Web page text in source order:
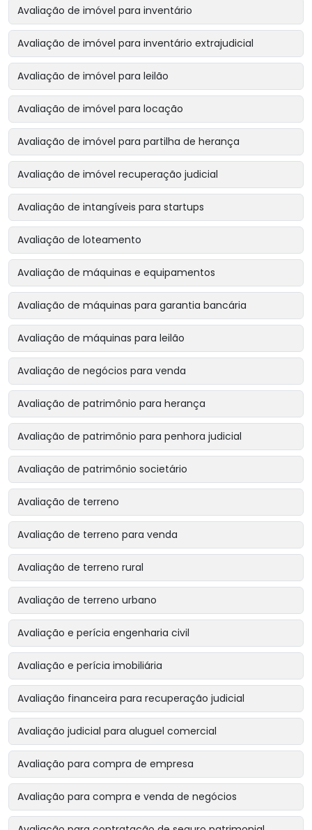
Avaliação de imóvel para inventário
Avaliação de imóvel para inventário extrajudicial
Avaliação de imóvel para leilão
Avaliação de imóvel para locação
Avaliação de imóvel para partilha de herança
Avaliação de imóvel recuperação judicial
Avaliação de intangíveis para startups
Avaliação de loteamento
Avaliação de máquinas e equipamentos
Avaliação de máquinas para garantia bancária
Avaliação de máquinas para leilão
Avaliação de negócios para venda
Avaliação de patrimônio para herança
Avaliação de patrimônio para penhora judicial
Avaliação de patrimônio societário
Avaliação de terreno
Avaliação de terreno para venda
Avaliação de terreno rural
Avaliação de terreno urbano
Avaliação e perícia engenharia civil
Avaliação e perícia imobiliária
Avaliação financeira para recuperação judicial
Avaliação judicial para aluguel comercial
Avaliação para compra de empresa
Avaliação para compra e venda de negócios